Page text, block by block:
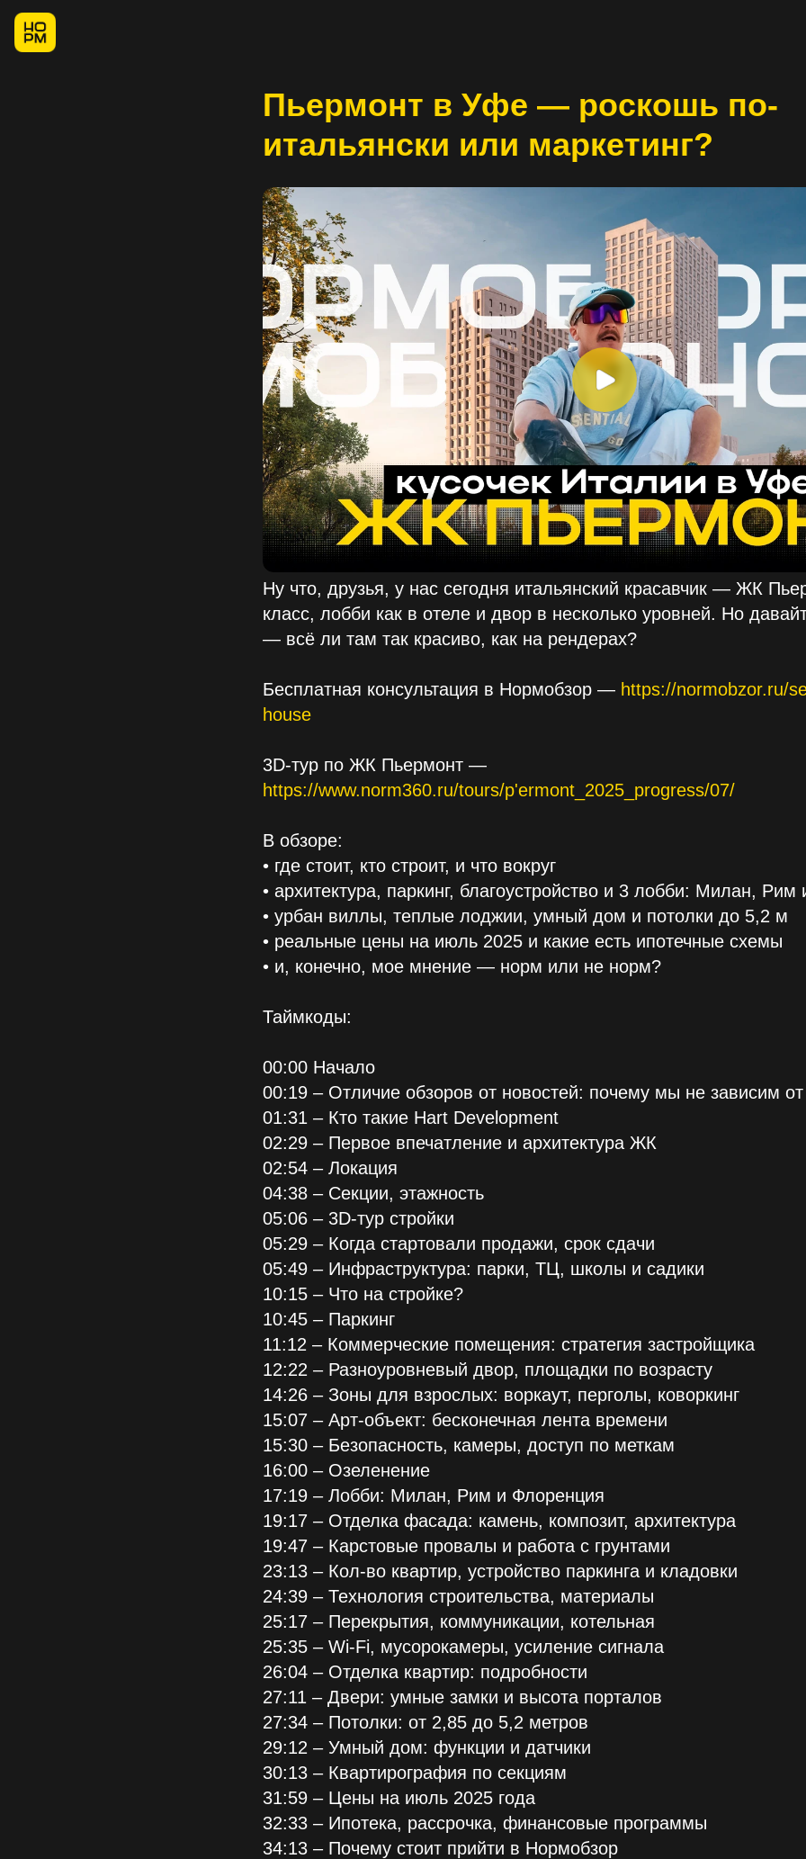
Пьермонт в Уфе — роскошь по-
итальянски или маркетинг?
Ну что, друзья, у нас сегодня итальянский красавчик — ЖК
класс, лобби как в отеле и двор в несколько уровней. Но
— всё ли там так красиво, как на рендерах?
Бесплатная консультация в Нормобзор — https://normobzor.ru/
house
3D-тур по ЖК Пьермонт —
https://www.norm360.ru/tours/p'ermont_2025_progress/07/
В обзоре:
• где стоит, кто строит, и что вокруг
• архитектура, паркинг, благоустройство и 3 лобби: Милан,
• урбан виллы, теплые лоджии, умный дом и потолки до 5,2 м
• реальные цены на июль 2025 и какие есть ипотечные схемы
• и, конечно, мое мнение — норм или не норм?
Таймкоды:
00:00 Начало
00:19 – Отличие обзоров от новостей: почему мы не зависим
01:31 – Кто такие Hart Development
02:29 – Первое впечатление и архитектура ЖК
02:54 – Локация
04:38 – Секции, этажность
05:06 – 3D-тур стройки
05:29 – Когда стартовали продажи, срок сдачи
05:49 – Инфраструктура: парки, ТЦ, школы и садики
10:15 – Что на стройке?
10:45 – Паркинг
11:12 – Коммерческие помещения: стратегия застройщика
12:22 – Разноуровневый двор, площадки по возрасту
14:26 – Зоны для взрослых: воркаут, перголы, коворкинг
15:07 – Арт-объект: бесконечная лента времени
15:30 – Безопасность, камеры, доступ по меткам
16:00 – Озеленение
17:19 – Лобби: Милан, Рим и Флоренция
19:17 – Отделка фасада: камень, композит, архитектура
19:47 – Карстовые провалы и работа с грунтами
23:13 – Кол-во квартир, устройство паркинга и кладовки
24:39 – Технология строительства, материалы
25:17 – Перекрытия, коммуникации, котельная
25:35 – Wi-Fi, мусорокамеры, усиление сигнала
26:04 – Отделка квартир: подробности
27:11 – Двери: умные замки и высота порталов
27:34 – Потолки: от 2,85 до 5,2 метров
29:12 – Умный дом: функции и датчики
30:13 – Квартирография по секциям
31:59 – Цены на июль 2025 года
32:33 – Ипотека, рассрочка, финансовые программы
34:13 – Почему стоит прийти в Нормобзор